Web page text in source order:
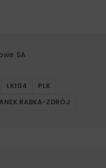
SA
LK104
PLK
RABKA-ZDRÓJ